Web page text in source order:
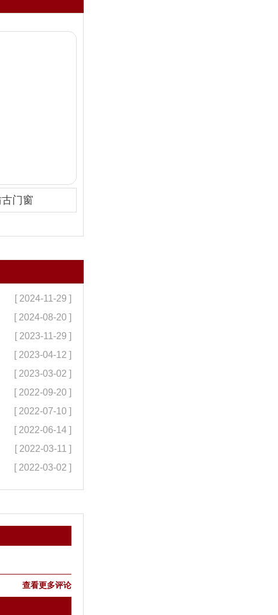
门窗
[ 2024-11-29 ]
[ 2024-08-20 ]
[ 2023-11-29 ]
[ 2023-04-12 ]
[ 2023-03-02 ]
[ 2022-09-20 ]
[ 2022-07-10 ]
[ 2022-06-14 ]
[ 2022-03-11 ]
[ 2022-03-02 ]
查看更多评论